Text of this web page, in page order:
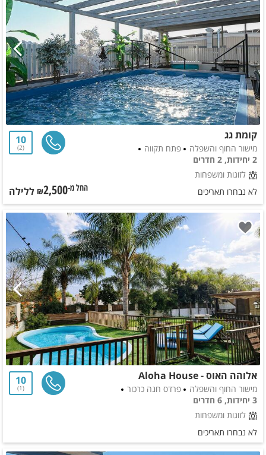
קומת גג
מישור החוף והשפלה
פתח תקווה
2 יחידות, 2 חדרים
לזוגות ומשפחות
10
2
לא נבחרו תאריכים החל מ-₪2,500 ללילה
אלוהה האוס - Aloha House
מישור החוף והשפלה
פרדס חנה כרכור
3 יחידות, 6 חדרים
לזוגות ומשפחות
10
1
לא נבחרו תאריכים